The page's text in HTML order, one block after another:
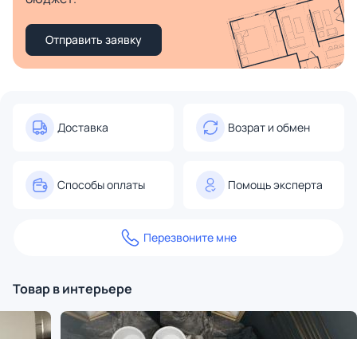
Отправить заявку
Доставка Возрат и обмен
Способы оплаты Помощь эксперта
Перезвоните мне
Товар в интерьере